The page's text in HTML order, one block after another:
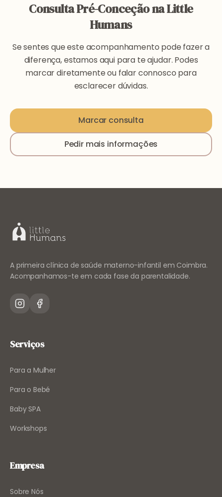
Consulta Pré-Conceção na Little
Humans
Se sentes que este acompanhamento pode fazer a
diferença, estamos aqui para te ajudar. Podes
marcar diretamente ou falar connosco para
esclarecer dúvidas.
Marcar consulta
Pedir mais informações
A primeira clínica de saúde materno-infantil em Coimbra.
Acompanhamos-te em cada fase da parentalidade.
Serviços
Para a Mulher
Para o Bebé
Baby SPA
Workshops
Empresa
Sobre Nós